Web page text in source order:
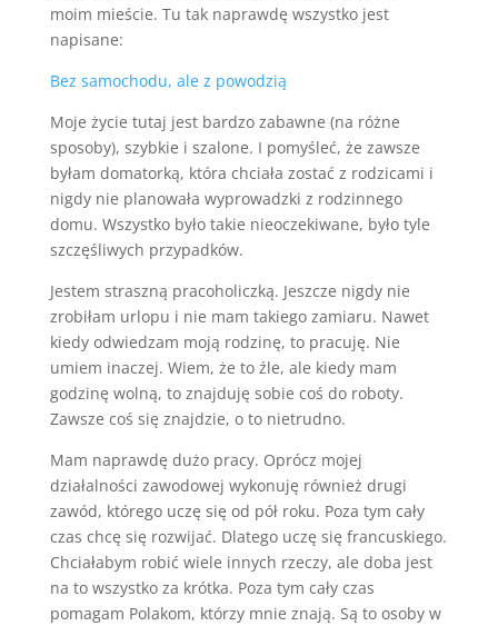
moim mieście. Tu tak naprawdę wszystko jest
napisane:
Bez samochodu, ale z powodzią
Moje życie tutaj jest bardzo zabawne (na różne
sposoby), szybkie i szalone. I pomyśleć, że zawsze
byłam domatorką, która chciała zostać z rodzicami i
nigdy nie planowała wyprowadzki z rodzinnego
domu. Wszystko było takie nieoczekiwane, było tyle
szczęśliwych przypadków.
Jestem straszną pracoholiczką. Jeszcze nigdy nie
zrobiłam urlopu i nie mam takiego zamiaru. Nawet
kiedy odwiedzam moją rodzinę, to pracuję. Nie
umiem inaczej. Wiem, że to źle, ale kiedy mam
godzinę wolną, to znajduję sobie coś do roboty.
Zawsze coś się znajdzie, o to nietrudno.
Mam naprawdę dużo pracy. Oprócz mojej
działalności zawodowej wykonuję również drugi
zawód, którego uczę się od pół roku. Poza tym cały
czas chcę się rozwijać. Dlatego uczę się francuskiego.
Chciałabym robić wiele innych rzeczy, ale doba jest
na to wszystko za krótka. Poza tym cały czas
pomagam Polakom, którzy mnie znają. Są to osoby w